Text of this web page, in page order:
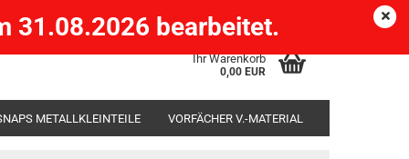
) Kundenlogin
Ihr Warenkorb
0,00 EUR
31.08.2026 bearbeitet.
METALLKLEINTEILE VORFÄCHER V.-MATERIAL